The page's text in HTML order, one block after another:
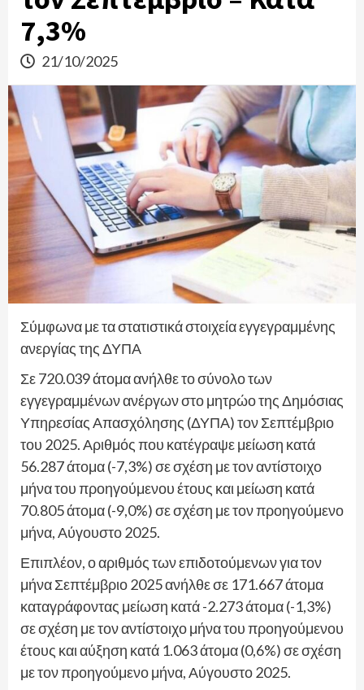
7,3%
21/10/2025
Σύμφωνα με τα στατιστικά στοιχεία εγγεγραμμένης
ανεργίας της ΔΥΠΑ
Σε 720.039 άτομα ανήλθε το σύνολο των
εγγεγραμμένων ανέργων στο μητρώο της Δημόσιας
Υπηρεσίας Απασχόλησης (ΔΥΠΑ) τον Σεπτέμβριο
του 2025. Αριθμός που κατέγραψε μείωση κατά
56.287 άτομα (-7,3%) σε σχέση με τον αντίστοιχο
μήνα του προηγούμενου έτους και μείωση κατά
70.805 άτομα (-9,0%) σε σχέση με τον προηγούμενο
μήνα, Αύγουστο 2025.
Επιπλέον, ο αριθμός των επιδοτούμενων για τον
μήνα Σεπτέμβριο 2025 ανήλθε σε 171.667 άτομα
καταγράφοντας μείωση κατά -2.273 άτομα (-1,3%)
σε σχέση με τον αντίστοιχο μήνα του προηγούμενου
έτους και αύξηση κατά 1.063 άτομα (0,6%) σε σχέση
με τον προηγούμενο μήνα, Αύγουστο 2025.